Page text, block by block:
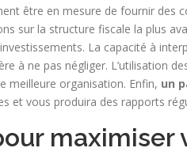
être en mesure de fournir des
sur la structure fiscale la plus
La capacité à
à ne pas négliger. L’utilisation
meilleure organisation. Enfin, un
et vous produira des rapports